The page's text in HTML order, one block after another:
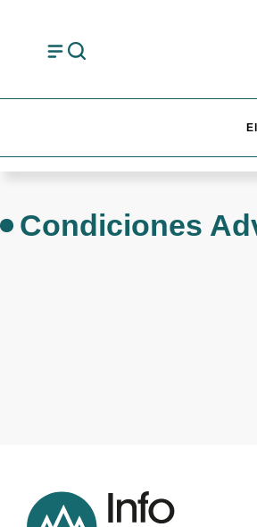
Condiciones